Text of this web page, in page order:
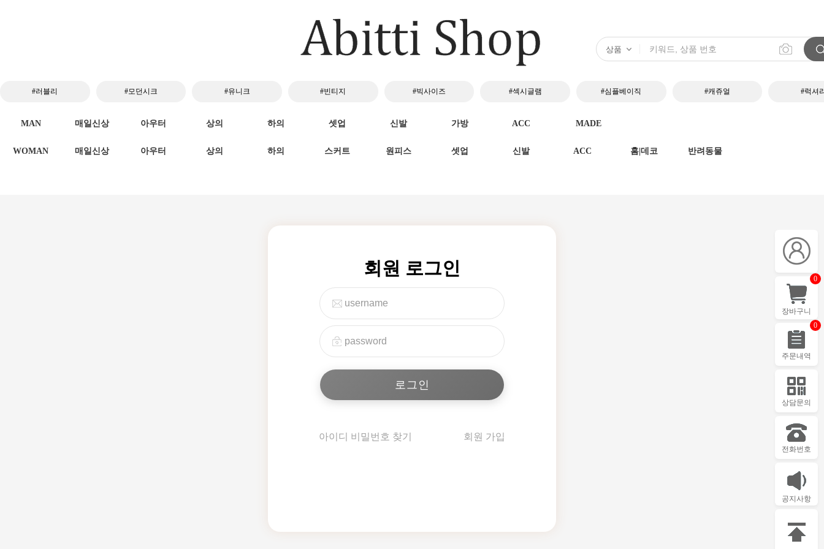
#러블리 #모던시크 #유니크 #빈티지 #빅사이즈 #섹시글램 #심플베이직 #캐쥬얼 #럭셔
MAN 매일신상 아우터 상의 하의 셋업 신발 가방 ACC MADE
WOMAN 매일신상 아우터 상의 하의 스커트 원피스 셋업 신발 ACC 홈|데코 반려동물
회원 로그인
아이디 비밀번호 찾기 회원 가입
장바구니
0
주문내역
0
상담문의
전화번호
공지사항